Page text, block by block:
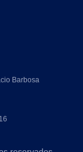
Barbosa